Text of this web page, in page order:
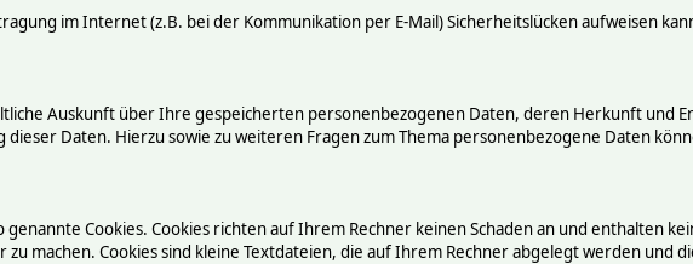
im Internet (z.B. bei der Kommunikation per E-Mail) Sicherheitslücken aufweisen
Auskunft über Ihre gespeicherten personenbezogenen Daten, deren Herkunft und
Daten. Hierzu sowie zu weiteren Fragen zum Thema personenbezogene Daten
Cookies. Cookies richten auf Ihrem Rechner keinen Schaden an und enthalten
machen. Cookies sind kleine Textdateien, die auf Ihrem Rechner abgelegt werden und